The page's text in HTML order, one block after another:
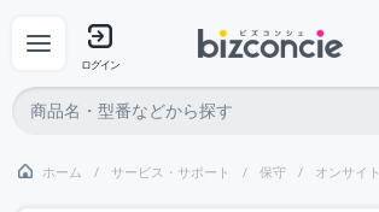
ログイン
ホーム サービス・サポート 保守 オンサイト